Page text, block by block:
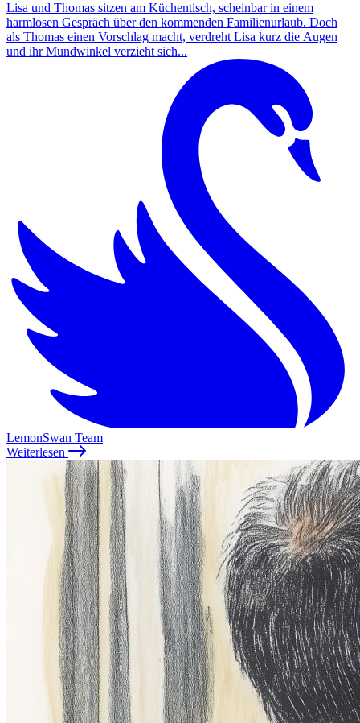
Lisa und Thomas sitzen am Küchentisch, scheinbar in einem
harmlosen Gespräch über den kommenden Familienurlaub. Doch
als Thomas einen Vorschlag macht, verdreht Lisa kurz die Augen
und ihr Mundwinkel verzieht sich...
LemonSwan Team
Weiterlesen